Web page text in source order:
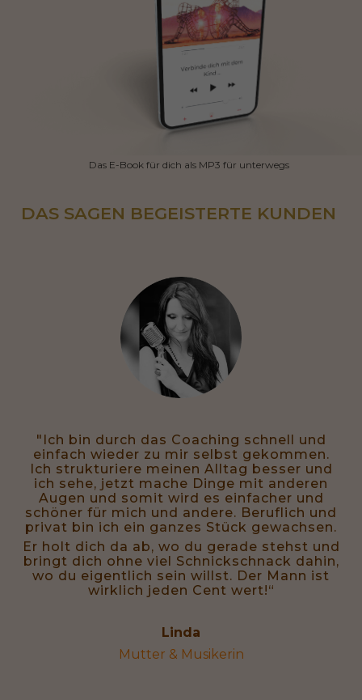
Das E-Book für dich als MP3 für unterwegs
DAS SAGEN BEGEISTERTE KUNDEN
"Ich bin durch das Coaching schnell und
einfach wieder zu mir selbst gekommen.
Ich strukturiere meinen Alltag besser und
ich sehe, jetzt mache Dinge mit anderen
Augen und somit wird es einfacher und
schöner für mich und andere. Beruflich und
privat bin ich ein ganzes Stück gewachsen.
Er holt dich da ab, wo du gerade stehst und
bringt dich ohne viel Schnickschnack dahin,
wo du eigentlich sein willst. Der Mann ist
wirklich jeden Cent wert!“
Linda
Mutter & Musikerin